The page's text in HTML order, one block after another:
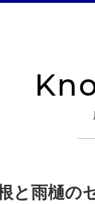
と雨樋の